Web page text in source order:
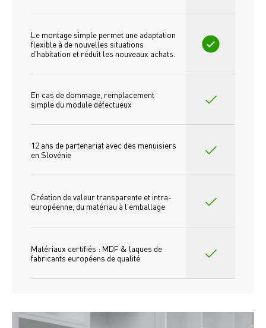
Le montage simple permet une adaptation
flexible à de nouvelles situations
d'habitation et réduit les nouveaux achats.
En cas de dommage, remplacement
simple du module défectueux
12 ans de partenariat avec des menuisiers
en Slovénie
Création de valeur transparente et intra-
européenne, du matériau à l'emballage
Matériaux certifiés : MDF & laques de
fabricants européens de qualité